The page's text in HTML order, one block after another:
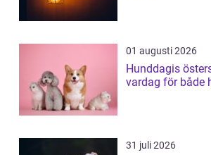
01 augusti 2026
Hunddagis
vardag för både
31 juli 2026